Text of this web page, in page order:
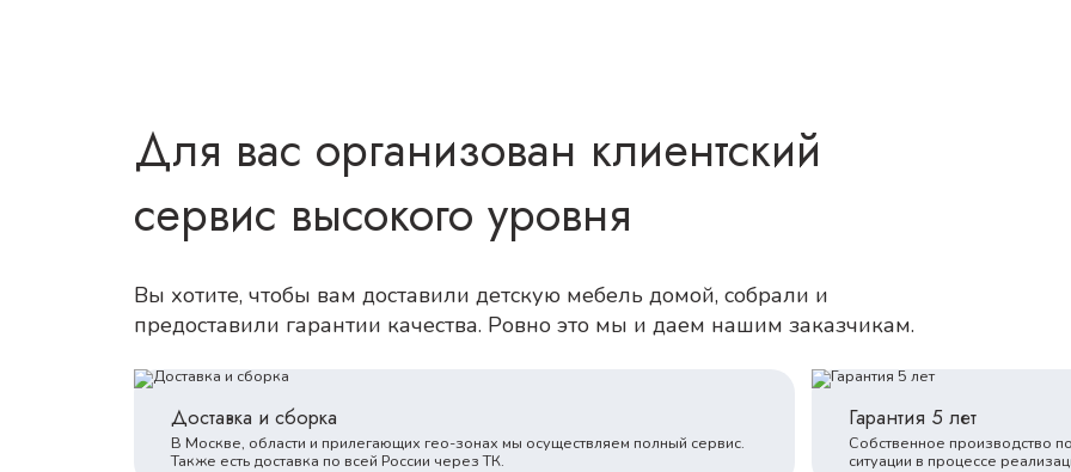
Для вас организован клиентский
сервис высокого уровня
Вы хотите, чтобы вам доставили детскую мебель домой, собрали и
предоставили гарантии качества. Ровно это мы и даем нашим заказчикам.
Доставка и сборка
В Москве, области и прилегающих гео-зонах мы осуществляем полный сервис.
Также есть доставка по всей России через ТК.
Гарантия 5 лет
Собственное производство
ситуации в процессе